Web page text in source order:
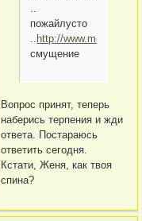
пожайлусто
http://
смущение
Вопрос принят, теперь
наберись терпения и жди
ответа. Постараюсь
ответить сегодня.
Кстати, Женя, как твоя
спина?